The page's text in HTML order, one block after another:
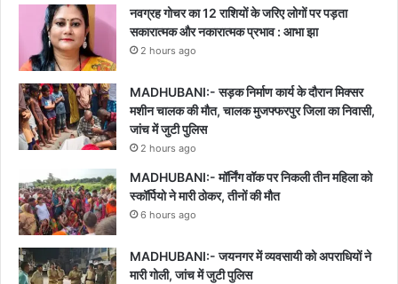
नवग्रह गोचर का 12 राशियों के जरिए लोगों पर पड़ता
सकारात्मक और नकारात्मक प्रभाव : आभा झा
2 hours ago
MADHUBANI:- सड़क निर्माण कार्य के दौरान मिक्सर
मशीन चालक की मौत, चालक मुजफ्फरपुर जिला का निवासी,
जांच में जुटी पुलिस
2 hours ago
MADHUBANI:- मॉर्निंग वॉक पर निकली तीन महिला को
स्कॉर्पियो ने मारी ठोकर, तीनों की मौत
6 hours ago
MADHUBANI:- जयनगर में व्यवसायी को अपराधियों ने
मारी गोली, जांच में जुटी पुलिस